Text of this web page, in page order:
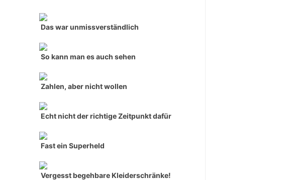
Das war unmissverständlich
So kann man es auch sehen
Zahlen, aber nicht wollen
Echt nicht der richtige Zeitpunkt dafür
Fast ein Superheld
Vergesst begehbare Kleiderschränke!